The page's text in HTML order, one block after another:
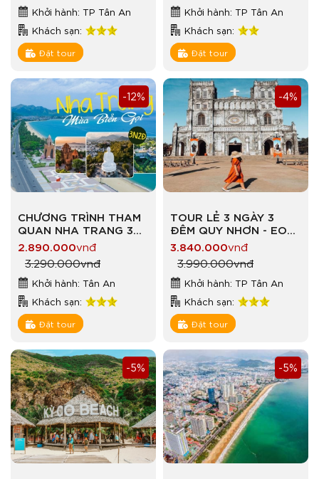
Khởi hành: TP Tân An
Khách sạn:
Đặt tour
Khởi hành: TP Tân An
Khách sạn:
Đặt tour
CHƯƠNG TRÌNH THAM
QUAN NHA TRANG 3
NGÀY 2 ĐÊM NGÀY
02/09
2.890.000vnđ
3.290.000vnđ
-12%
Khởi hành: Tân An
Khách sạn:
Đặt tour
TOUR LẺ 3 NGÀY 3
ĐÊM QUY NHƠN - EO
GIÓ - KỲ CO – PHÚ YÊN
GÀNH ĐÁ ĐĨA - NHÀ
THỜ MẰNG LĂNG
3.840.000vnđ
3.990.000vnđ
-4%
Khởi hành: TP Tân An
Khách sạn:
Đặt tour
-5% -5%